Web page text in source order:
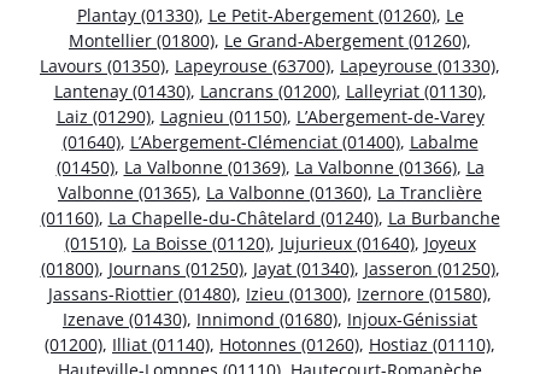
Plantay (01330), Le Petit-Abergement (01260), Le
Montellier (01800), Le Grand-Abergement (01260),
Lavours (01350), Lapeyrouse (63700), Lapeyrouse (01330),
Lantenay (01430), Lancrans (01200), Lalleyriat (01130),
Laiz (01290), Lagnieu (01150), L’Abergement-de-Varey
(01640), L’Abergement-Clémenciat (01400), Labalme
(01450), La Valbonne (01369), La Valbonne (01366), La
Valbonne (01365), La Valbonne (01360), La Tranclière
(01160), La Chapelle-du-Châtelard (01240), La Burbanche
(01510), La Boisse (01120), Jujurieux (01640), Joyeux
(01800), Journans (01250), Jayat (01340), Jasseron (01250),
Jassans-Riottier (01480), Izieu (01300), Izernore (01580),
Izenave (01430), Innimond (01680), Injoux-Génissiat
(01200), Illiat (01140), Hotonnes (01260), Hostiaz (01110),
Hauteville-Lompnes (01110), Hautecourt-Romanèche